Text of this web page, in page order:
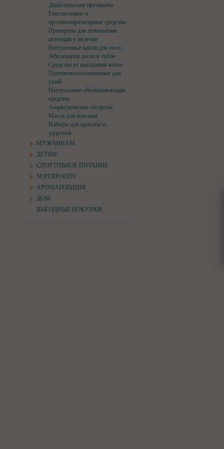
Диабетические препараты
Глистогонные и
противопаразитарные средства
Препараты для повышения
потенции у мужчин
Натуральные капли для носа
Заболевания десен и зубов
Средства от выпадения волос
Противовоспалительные для
ушей
Натуральные обезбаливающие
средства
Аюрведические сигареты
Масла для массажа
Наборы для красоты и
здоровья
МУЖЧИНАМ
ДЕТЯМ
СПОРТИВНОЕ ПИТАНИЕ
SUPERFOODS
АРОМАТЕРАПИЯ
ДОМ
ВЫГОДНЫЕ ПОКУПКИ